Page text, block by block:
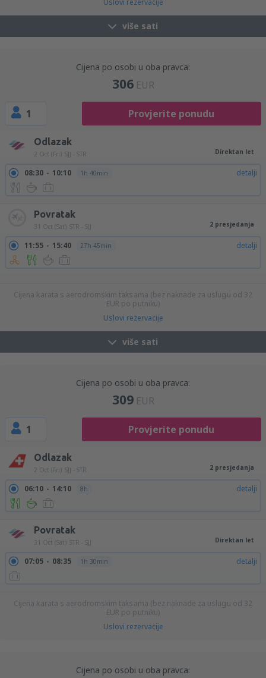
Uslovi rezervacije
više sati
Cijena po osobi u oba pravca:
306 EUR
1 Provjerite ponudu
Odlazak
2 Oct (Fri) SJJ - STR Direktan let
08:30 10:10 1h 40min detalji
Povratak
31 Oct (Sat) STR - SJJ 2 presjedanja
11:55 15:40 27h 45min detalji
Cijena karata s aerodromskim taksama (bez naknade za uslugu od 32
EUR po putniku)
Uslovi rezervacije
više sati
Cijena po osobi u oba pravca:
309 EUR
1 Provjerite ponudu
Odlazak
2 Oct (Fri) SJJ - STR 2 presjedanja
06:10 14:10 8h detalji
Povratak
31 Oct (Sat) STR - SJJ Direktan let
07:05 08:35 1h 30min detalji
Cijena karata s aerodromskim taksama (bez naknade za uslugu od 32
EUR po putniku)
Uslovi rezervacije
Cijena po osobi u oba pravca: